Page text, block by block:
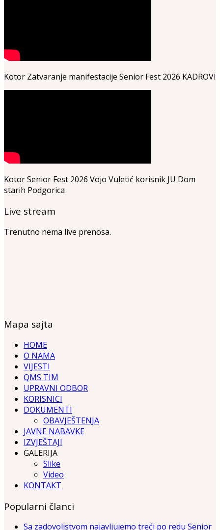
Kotor Zatvaranje manifestacije Senior Fest 2026 KADROVI
Kotor Senior Fest 2026 Vojo Vuletić korisnik JU Dom
starih Podgorica
Live stream
Trenutno nema live prenosa.
Mapa sajta
HOME
O NAMA
VIJESTI
QMS TIM
UPRAVNI ODBOR
KORISNICI
DOKUMENTI
OBAVJEŠTENJA
JAVNE NABAVKE
IZVJEŠTAJI
GALERIJA
Slike
Video
KONTAKT
Popularni članci
Sa zadovoljstvom najavljujemo treći po redu Senior